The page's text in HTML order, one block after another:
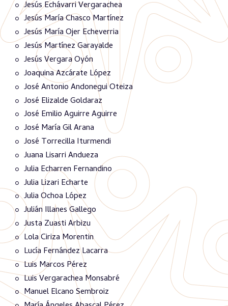
Jesús Echávarri Vergarachea
Jesús María Chasco Martínez
Jesús María Ojer Echeverria
Jesús Martínez Garayalde
Jesús Vergara Oyón
Joaquina Azcárate López
José Antonio Andonegui Oteiza
José Elizalde Goldaraz
José Emilio Aguirre Aguirre
José María Gil Arana
José Torrecilla Iturmendi
Juana Lisarri Andueza
Julia Echarren Fernandino
Julia Lizari Echarte
Julia Ochoa López
Julián Illanes Gallego
Justa Zuasti Arbizu
Lola Ciriza Morentin
Lucía Fernández Lacarra
Luis Marcos Pérez
Luis Vergarachea Monsabré
Manuel Elcano Sembroiz